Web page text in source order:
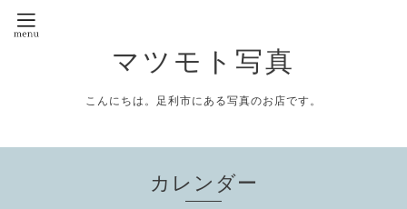
マツモト写真
こんにちは。足利市にある写真のお店です。
カレンダー